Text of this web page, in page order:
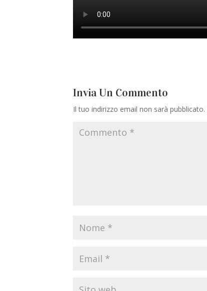
Invia Un Commento
Il tuo indirizzo email non sarà pubblicato.